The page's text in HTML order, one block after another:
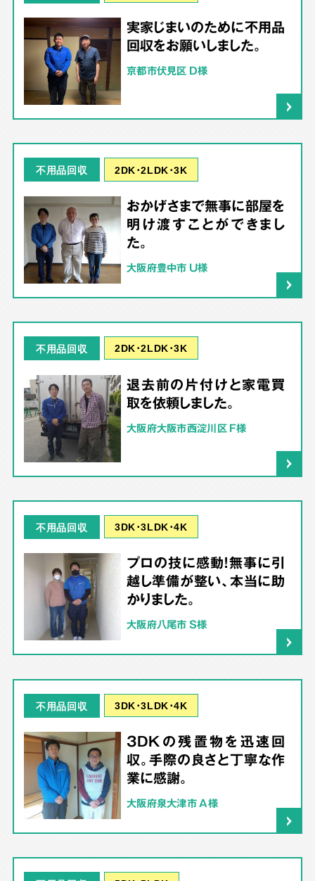
実家じまいのために不用品
回収をお願いしました。
京都市伏見区 D様
不用品回収 2DK･2LDK･3K
おかげさまで無事に部屋を
明け渡すことができまし
た。
大阪府豊中市 U様
不用品回収 2DK･2LDK･3K
退去前の片付けと家電買
取を依頼しました。
大阪府大阪市西淀川区 F様
不用品回収 3DK･3LDK･4K
プロの技に感動！無事に引
越し準備が整い、本当に助
かりました。
大阪府八尾市 S様
不用品回収 3DK･3LDK･4K
3DKの残置物を迅速回
収。手際の良さと丁寧な作
業に感謝。
大阪府泉大津市 A様